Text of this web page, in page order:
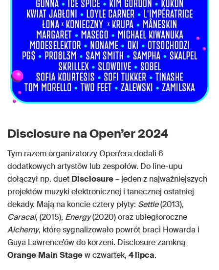
Disclosure na Open’er 2024
Tym razem organizatorzy Open’era dodali 6
dodatkowych artystów lub zespołów. Do line-upu
dołączył np. duet Disclosure– jeden z najważniejszych
projektów muzyki elektronicznej i tanecznej ostatniej
dekady. Mają na koncie cztery płyty: Settle(2013),
Caracal, (2015), Energy(2020) oraz ubiegłoroczne
Alchemy, które sygnalizowało powrót braci Howarda i
Guya Lawrence’ów do korzeni. Disclosure zamkną
Orange MainStagew czwartek, 4 lipca.